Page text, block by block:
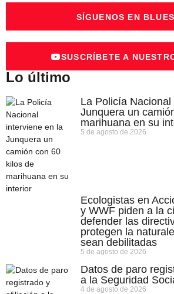
SÍGUENOS EN
SUSCRÍBETE A
Lo último
La Policía
Junquera un
marihuana en su
5 de agosto de 2026
Ecologistas en
y WWF piden a la
defender las
protegen la
sean debilitadas
5 de agosto de 2026
Datos de paro
a la Seguridad
4 de agosto de 2026